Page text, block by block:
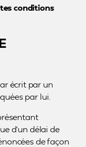
conditions
écrit par un
par lui.
d’un délai de
de façon